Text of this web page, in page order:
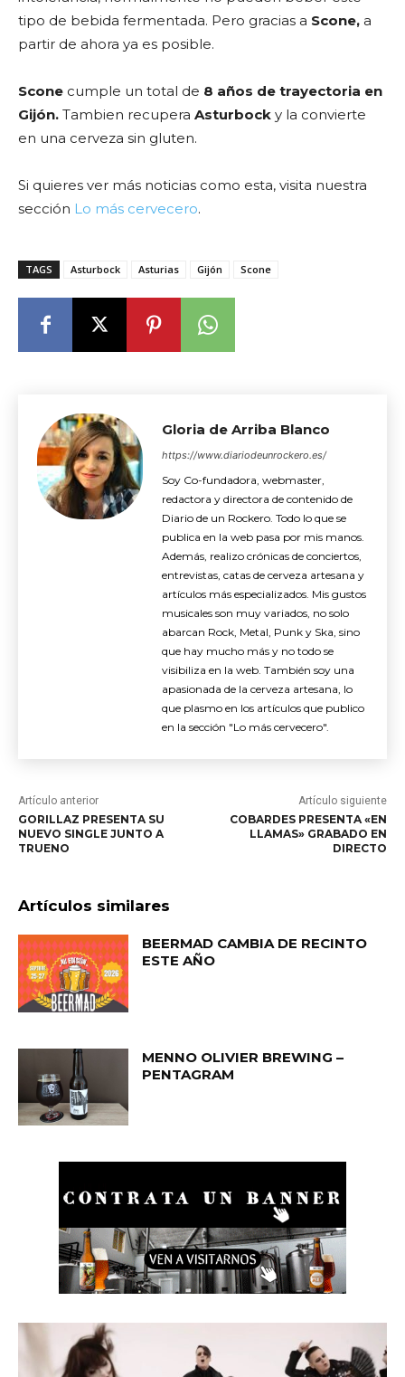
tipo de bebida fermentada. Pero gracias a Scone, a
partir de ahora ya es posible.
Scone cumple un total de 8 años de trayectoria en
Gijón. Tambien recupera Asturbock y la convierte
en una cerveza sin gluten.
Si quieres ver más noticias como esta, visita nuestra
sección Lo más cervecero.
TAGS Asturbock Asturias Gijón Scone
Gloria de Arriba Blanco
https://www.diariodeunrockero.es/
Soy Co-fundadora, webmaster,
redactora y directora de contenido de
Diario de un Rockero. Todo lo que se
publica en la web pasa por mis manos.
Además, realizo crónicas de conciertos,
entrevistas, catas de cerveza artesana y
artículos más especializados. Mis gustos
musicales son muy variados, no solo
abarcan Rock, Metal, Punk y Ska, sino
que hay mucho más y no todo se
visibiliza en la web. También soy una
apasionada de la cerveza artesana, lo
que plasmo en los artículos que publico
en la sección "Lo más cervecero".
Artículo anterior
GORILLAZ PRESENTA SU
NUEVO SINGLE JUNTO A
TRUENO
Artículo siguiente
COBARDES PRESENTA «EN
LLAMAS» GRABADO EN
DIRECTO
Artículos similares
BEERMAD CAMBIA DE RECINTO
ESTE AÑO
MENNO OLIVIER BREWING –
PENTAGRAM